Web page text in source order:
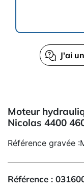
J'ai
Moteur
Nicolas 4400
Référence gravée
Référence :